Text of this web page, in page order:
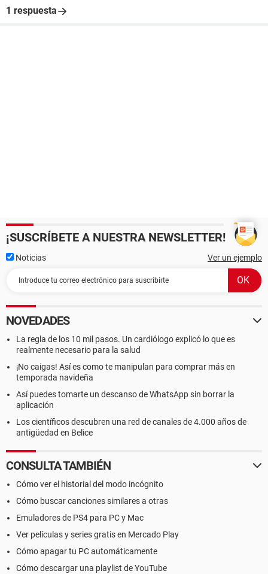
1 respuesta
¡SUSCRÍBETE A NUESTRA NEWSLETTER!
Noticias Ver un ejemplo
NOVEDADES
La regla de los 10 mil pasos. Un cardiólogo explicó lo que es
realmente necesario para la salud
¡No caigas! Así es como te manipulan para comprar más en
temporada navideña
Así puedes tomarte un descanso de WhatsApp sin borrar la
aplicación
Los científicos descubren una red de canales de 4.000 años de
antigüedad en Belice
CONSULTA TAMBIÉN
Cómo ver el historial del modo incógnito
Cómo buscar canciones similares a otras
Emuladores de PS4 para PC y Mac
Ver películas y series gratis en Mercado Play
Cómo apagar tu PC automáticamente
Cómo descargar una playlist de YouTube